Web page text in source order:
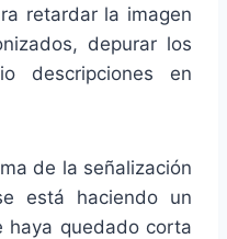
retardar la imagen
depurar los
descripciones en
de la señalización
está haciendo un
haya quedado corta